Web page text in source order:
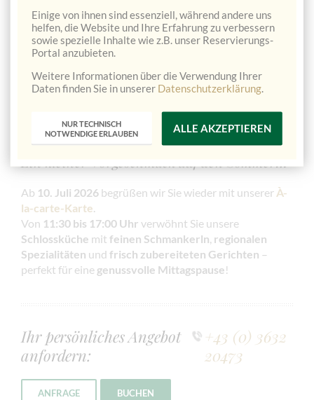
Sommer ganz entspannt genießen.
Wir freuen uns, Sie im Naturhotel Schloss Kassegg
willkommen heißen zu dürfen!
Ein kleiner Vorgeschmack auf den Sommer…
Ab 10. Juli 2026 begrüßen wir Sie wieder mit unserer À-
la-carte-Karte.
Von 11:30 bis 17:00 Uhr verwöhnt Sie unsere
Schlossküche mit feinen Schmankerln, regionalen
Spezialitäten und frisch zubereiteten Gerichten –
perfekt für eine genussvolle Mittagspause!
Ihr persönliches Angebot
anfordern:
+43 (0) 3632
20473
ANFRAGE BUCHEN
Einige von ihnen sind essenziell, während andere uns
helfen, die Website und Ihre Erfahrung zu verbessern
sowie spezielle Inhalte wie z.B. unser Reservierungs-
Portal anzubieten.
Weitere Informationen über die Verwendung Ihrer
Daten finden Sie in unserer Datenschutzerklärung.
NUR TECHNISCH
NOTWENDIGE ERLAUBEN
ALLE AKZEPTIEREN